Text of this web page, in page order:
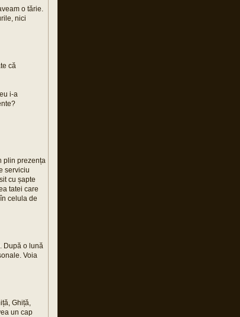
o tărie.
nici
că
i-a
plin prezența
serviciu
cu șapte
tatei care
celula de
După o lună
Voia
Ghiță,
un cap